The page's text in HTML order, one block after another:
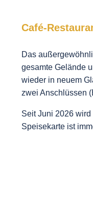
Café-
Das
gesamte Gelände
wieder in neuem
zwei Anschlüssen
Seit Juni 2026
Speisekarte ist